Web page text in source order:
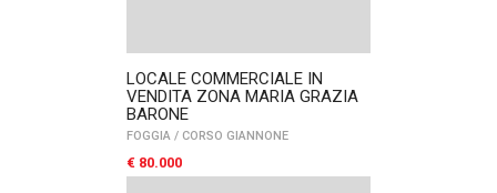
LOCALE COMMERCIALE IN
VENDITA ZONA MARIA GRAZIA
BARONE
FOGGIA / CORSO GIANNONE
€ 80.000